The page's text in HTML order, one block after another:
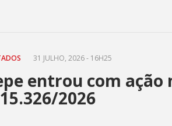
31 JULHO, 2026 - 16H25
entrou com
2026